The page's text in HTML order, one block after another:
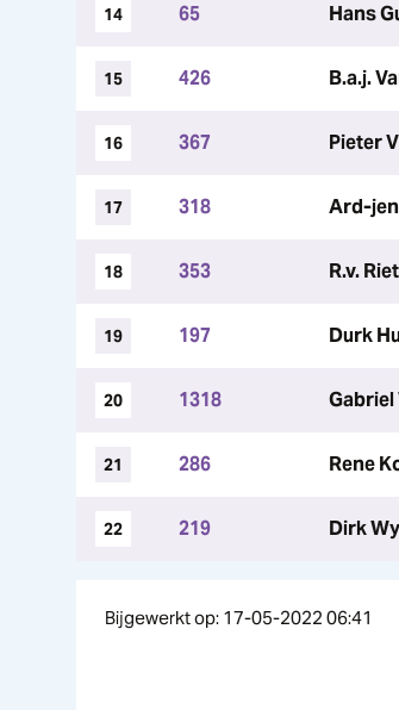
14 65 Hans
15 426 B.a.j.
16 367 Pieter
17 318 Ard-
18 353 R.v.
19 197 Durk
20 1318 Gabriel
21 286 Rene
22 219 Dirk
Bijgewerkt op: 17-05-2022 06:41